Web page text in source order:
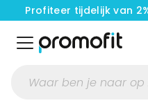
Profiteer tijdelijk van